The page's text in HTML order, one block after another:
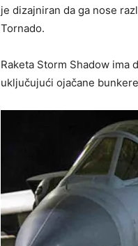
je dizajniran da ga nose
Tornado.
Raketa Storm Shadow ima
uključujući ojačane